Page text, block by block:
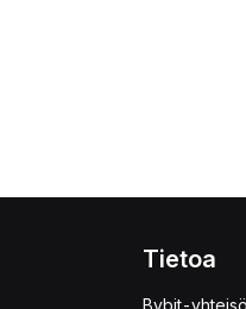
Tietoa
Bybit-